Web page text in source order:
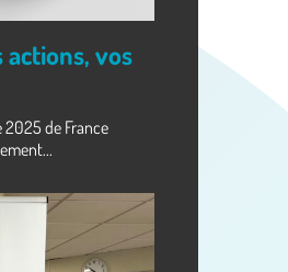
actions, vos
2025 de France